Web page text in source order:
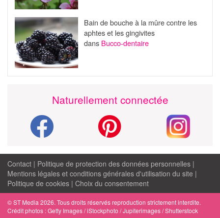
Bain de bouche à la mûre contre les
aphtes et les gingivites
dans Bucco-dentaire
Naturellement connectée
Contact | Politique de protection des données personnelles |
Mentions légales et conditions générales d'utilisation du site |
Politique de cookies | Choix du consentement
© ST Media 2026. Tous droits réservés reproduction strictement interdite.
Crédit photos : Getty Images / iStockphoto / Jupiterimages / Shutterstock